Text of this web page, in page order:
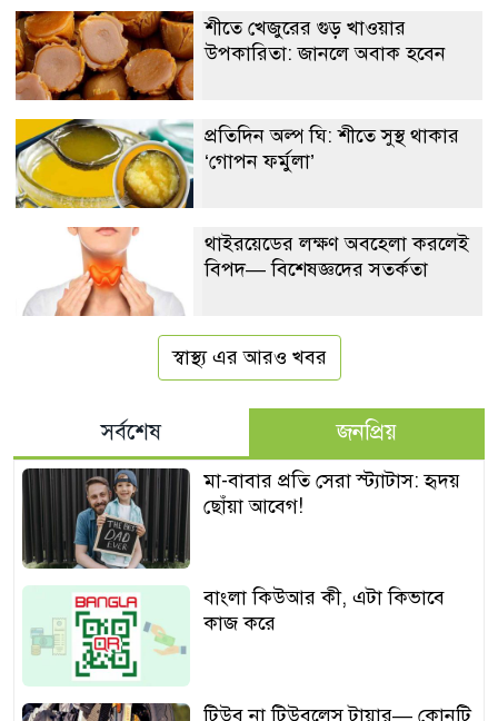
শীতে খেজুরের গুড় খাওয়ার
উপকারিতা: জানলে অবাক হবেন
প্রতিদিন অল্প ঘি: শীতে সুস্থ থাকার
‘গোপন ফর্মুলা’
থাইরয়েডের লক্ষণ অবহেলা করলেই
বিপদ— বিশেষজ্ঞদের সতর্কতা
স্বাস্থ্য এর আরও খবর
সর্বশেষ জনপ্রিয়
মা-বাবার প্রতি সেরা স্ট্যাটাস: হৃদয়
ছোঁয়া আবেগ!
বাংলা কিউআর কী, এটা কিভাবে
কাজ করে
টিউব না টিউবলেস টায়ার— কোনটি